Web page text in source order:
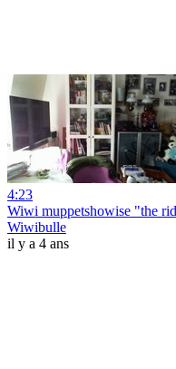
4:23
Wiwi muppetshowise "the
Wiwibulle
il y a 4 ans